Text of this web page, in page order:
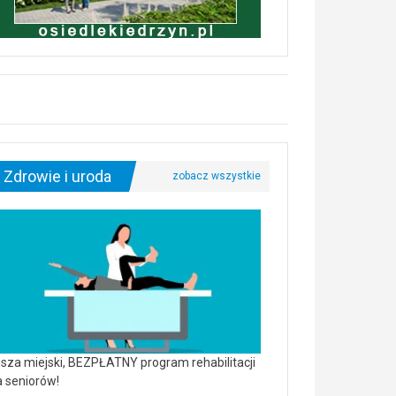
Zdrowie i uroda
miejski, BEZPŁATNY program rehabilitacji
seniorów!